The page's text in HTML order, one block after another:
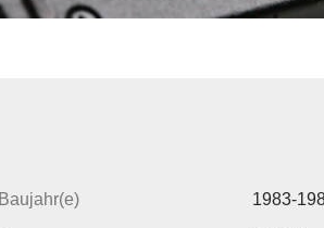
Baujahr(e) 1983-